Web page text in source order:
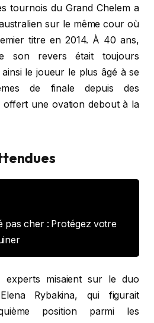
tournois du Grand Chelem a
sur le même cour où
titre en 2014. À 40 ans,
son revers était toujours
le joueur le plus âgé à se
de finale depuis des
offert une ovation debout à la
pas cher : Protégez votre
experts misaient sur le duo
Elena Rybakina, qui figurait
position parmi les